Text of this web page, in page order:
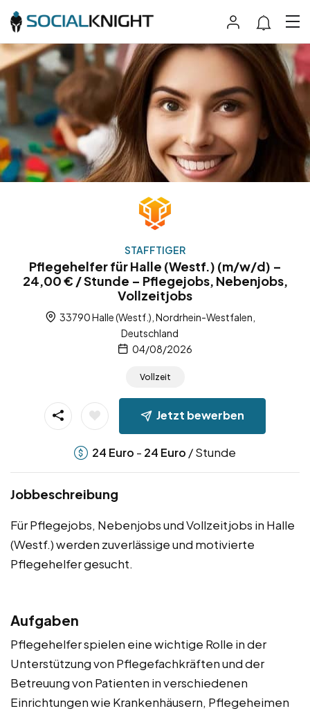
STAFFTIGER
Pflegehelfer für Halle (Westf.) (m/w/d) –
24,00 € / Stunde – Pflegejobs, Nebenjobs,
Vollzeitjobs
33790 Halle (Westf.), Nordrhein-Westfalen,
Deutschland
04/08/2026
Vollzeit
Jetzt bewerben
24 Euro - 24 Euro / Stunde
Jobbeschreibung
Für Pflegejobs, Nebenjobs und Vollzeitjobs in Halle
(Westf.) werden zuverlässige und motivierte
Pflegehelfer gesucht.
Aufgaben
Pflegehelfer spielen eine wichtige Rolle in der
Unterstützung von Pflegefachkräften und der
Betreuung von Patienten in verschiedenen
Einrichtungen wie Krankenhäusern, Pflegeheimen